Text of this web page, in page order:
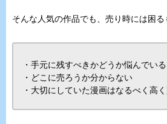
そんな人気の作品でも、売り時には困る
・手元に残すべきかどうか悩んでいる
・どこに売ろうか分からない
・大切にしていた漫画はなるべく高